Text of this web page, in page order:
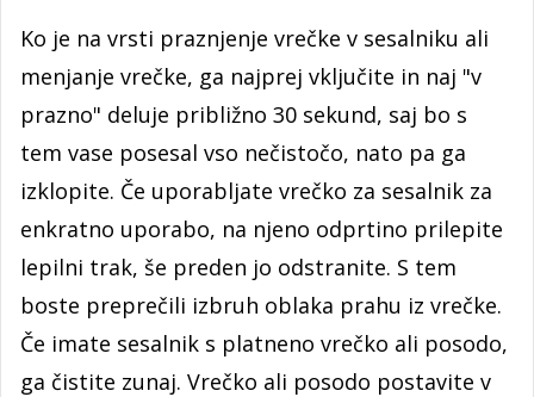
Ko je na vrsti praznjenje vrečke v sesalniku ali
menjanje vrečke, ga najprej vključite in naj "v
prazno" deluje približno 30 sekund, saj bo s
tem vase posesal vso nečistočo, nato pa ga
izklopite. Če uporabljate vrečko za sesalnik za
enkratno uporabo, na njeno odprtino prilepite
lepilni trak, še preden jo odstranite. S tem
boste preprečili izbruh oblaka prahu iz vrečke.
Če imate sesalnik s platneno vrečko ali posodo,
ga čistite zunaj. Vrečko ali posodo postavite v